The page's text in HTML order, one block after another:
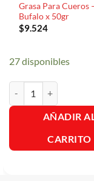
Grasa Para Cueros
Bufalo x 50gr
$9.524
27 disponibles
AÑADIR
CARRITO